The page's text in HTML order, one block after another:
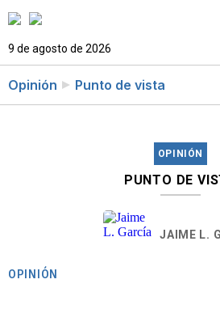
9 de agosto de 2026
Opinión Punto de vista
OPINIÓN
PUNTO DE
JAIME L.
OPINIÓN